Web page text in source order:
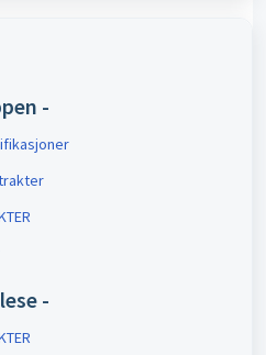
-
-